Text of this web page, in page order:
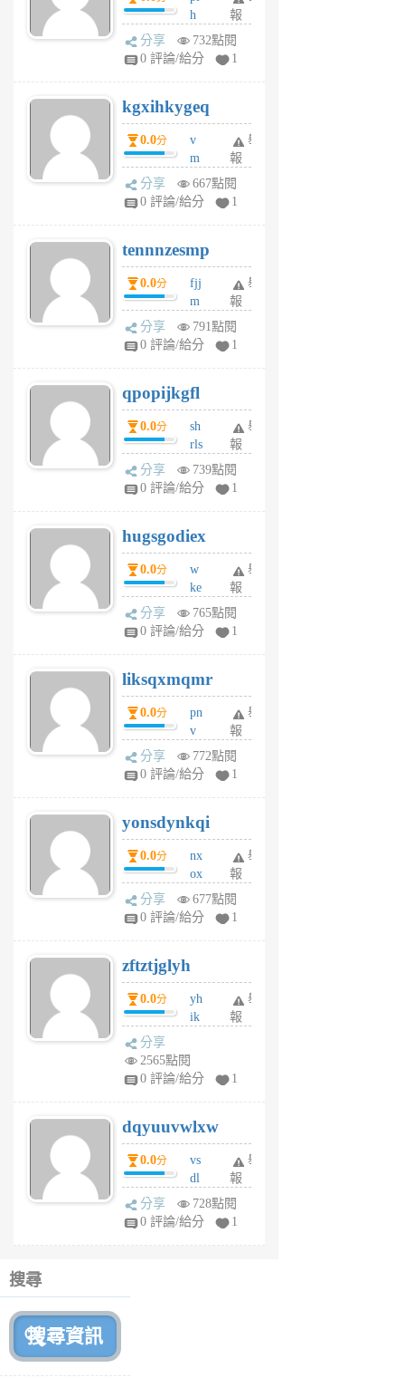
h
wi
w
6
個
月
前
報
分享
732點閱
0 評論/給分
1
kgxihkygeq
0.0分
v
m
sg
sr
6
個
月
前
舉
報
分享
667點閱
0 評論/給分
1
tennnzesmp
0.0分
fjj
m
w
rs
6
個
月
前
舉
報
分享
791點閱
0 評論/給分
1
qpopijkgfl
0.0分
sh
rls
k
m
6
個
月
前
舉
報
分享
739點閱
0 評論/給分
1
hugsgodiex
0.0分
w
ke
rv
pj
6
個
月
前
舉
報
分享
765點閱
0 評論/給分
1
liksqxmqmr
0.0分
pn
v
wt
sv
6
個
月
前
舉
報
分享
772點閱
0 評論/給分
1
yonsdynkqi
0.0分
nx
ox
rh
pe
月
前
舉
報
分享
677點閱
0 評論/給分
1
zftztjglyh
0.0分
yh
ik
tu
6
個
月
前
舉
報
分享
2565點閱
0 評論/給分
1
dqyuuvwlxw
0.0分
vs
dl
sq
fy
舉
報
分享
728點閱
0 評論/給分
1
搜尋